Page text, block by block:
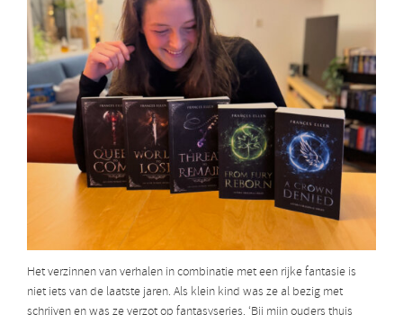
Het verzinnen van verhalen in combinatie met een rijke fantasie is
niet iets van de laatste jaren. Als klein kind was ze al bezig met